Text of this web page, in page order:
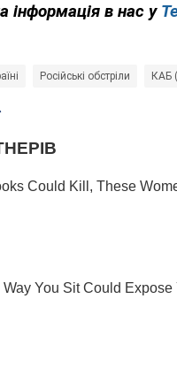
інформація в нас у
Російські обстріли КАБ